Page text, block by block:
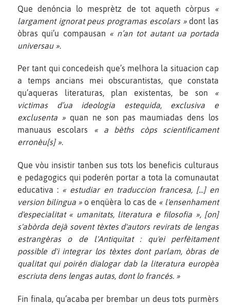
Que denóncia lo mesprètz de tot aqueth còrpus «
largament ignorat peus programas escolars »dont las
òbras qui’u compausan « n’an tot autant ua portada
universau »
Per tant qui concedeish que’s melhora la situacion cap
a temps ancians mei obscurantistas, que constata
qu’aqueras literaturas, plan existentas, be son «
victimas d’ua ideologia estequida, exclusiva e
exclusenta » quan ne son pas maumiadas dens los
manuaus escolars « a bèths còps scientificament
erronèu[s] ».
Que vòu insistir tanben sus tots los beneficis culturaus
e pedagogics qui poderén portar a tota la comunautat
educativa : « estudiar en traduccion francesa, [...] en
version bilingua » o enqüèra lo cas de « l'ensenhament
d'especialitat « umanitats, literatura e filosofia », [on]
s'abòrda dejà sovent tèxtes d'autors revirats de lengas
estrangèras o de l'Antiquitat : qu'ei perfèitament
possible d'i integrar los tèxtes dont parlam, òbras de
qualitat qui poirén dialogar dab la literatura europèa
escriuta dens lengas autas, dont lo francés. »
Fin finala, qu’acaba per brembar un deus tots purmèrs